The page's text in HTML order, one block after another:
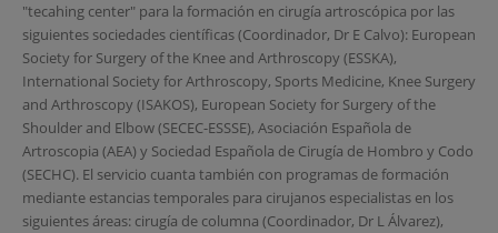
"tecahing center" para la formación en cirugía artroscópica por las
siguientes sociedades científicas (Coordinador, Dr E Calvo): European
Society for Surgery of the Knee and Arthroscopy (ESSKA),
International Society for Arthroscopy, Sports Medicine, Knee Surgery
and Arthroscopy (ISAKOS), European Society for Surgery of the
Shoulder and Elbow (SECEC-ESSSE), Asociación Española de
Artroscopia (AEA) y Sociedad Española de Cirugía de Hombro y Codo
(SECHC). El servicio cuanta también con programas de formación
mediante estancias temporales para cirujanos especialistas en los
siguientes áreas: cirugía de columna (Coordinador, Dr L Álvarez),